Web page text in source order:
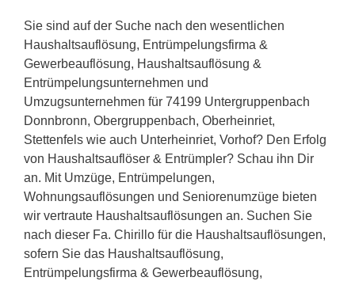
Sie sind auf der Suche nach den wesentlichen
Haushaltsauflösung, Entrümpelungsfirma &
Gewerbeauflösung, Haushaltsauflösung &
Entrümpelungsunternehmen und
Umzugsunternehmen für 74199 Untergruppenbach
Donnbronn, Obergruppenbach, Oberheinriet,
Stettenfels wie auch Unterheinriet, Vorhof? Den Erfolg
von Haushaltsauflöser & Entrümpler? Schau ihn Dir
an. Mit Umzüge, Entrümpelungen,
Wohnungsauflösungen und Seniorenumzüge bieten
wir vertraute Haushaltsauflösungen an. Suchen Sie
nach dieser Fa. Chirillo für die Haushaltsauflösungen,
sofern Sie das Haushaltsauflösung,
Entrümpelungsfirma & Gewerbeauflösung,